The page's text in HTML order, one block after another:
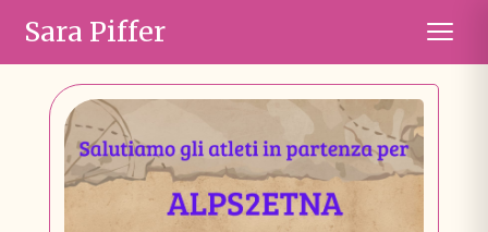
Sara Piffer